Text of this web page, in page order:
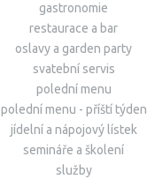
gastronomie
restaurace a bar
oslavy a garden party
svatební servis
polední menu
polední menu - příští týden
jídelní a nápojový lístek
semináře a školení
služby